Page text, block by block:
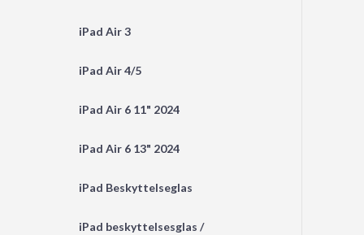
iPad Air 3
iPad Air 4/5
iPad Air 6 11" 2024
iPad Air 6 13" 2024
iPad Beskyttelseglas
iPad beskyttelsesglas /